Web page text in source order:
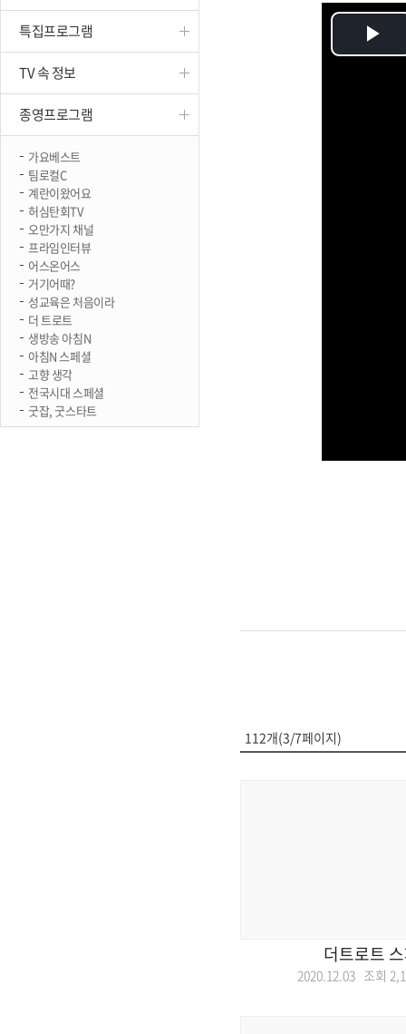
특집프로그램
TV 속 정보
종영프로그램
가요베스트
팀로컬C
계란이왔어요
허심탄회TV
오만가지 채널
프라임인터뷰
어스온어스
거기어때?
성교육은 처음이라
더 트로트
생방송 아침N
아침N 스페셜
고향 생각
전국시대 스페셜
굿잡, 굿스타트
112개(3/7페이지)
더트로트
2020.12.03 조회